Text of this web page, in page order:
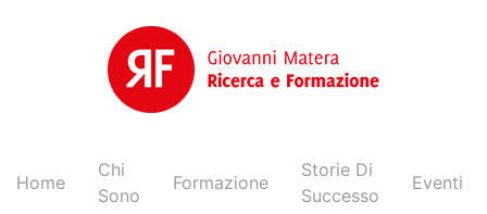
Home
Chi
Sono
Formazione
Storie Di
Successo
Eventi